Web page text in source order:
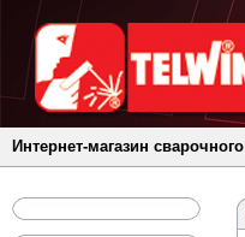
Интернет-магазин